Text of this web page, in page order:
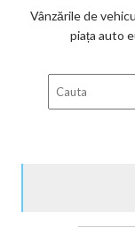
Vânzările de
piața auto